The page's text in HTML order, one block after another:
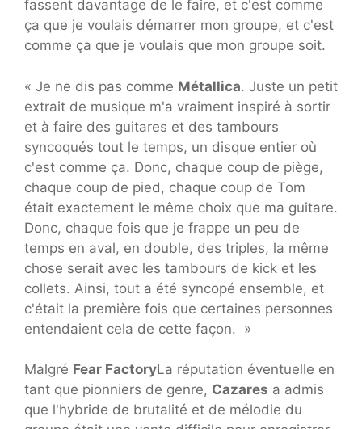
fassent davantage de le faire, et c'est comme
ça que je voulais démarrer mon groupe, et c'est
comme ça que je voulais que mon groupe soit.
« Je ne dis pas comme Métallica. Juste un petit
extrait de musique m'a vraiment inspiré à sortir
et à faire des guitares et des tambours
syncoqués tout le temps, un disque entier où
c'est comme ça. Donc, chaque coup de piège,
chaque coup de pied, chaque coup de Tom
était exactement le même choix que ma guitare.
Donc, chaque fois que je frappe un peu de
temps en aval, en double, des triples, la même
chose serait avec les tambours de kick et les
collets. Ainsi, tout a été syncopé ensemble, et
c'était la première fois que certaines personnes
entendaient cela de cette façon. »
Malgré Fear FactoryLa réputation éventuelle en
tant que pionniers de genre, Cazares a admis
que l'hybride de brutalité et de mélodie du